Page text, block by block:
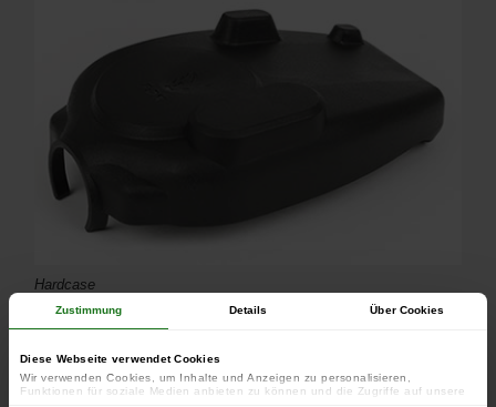
Zustimmung Details Über Cookies
Diese Webseite verwendet Cookies
Wir verwenden Cookies, um Inhalte und Anzeigen zu personalisieren,
Funktionen für soziale Medien anbieten zu können und die Zugriffe auf unsere
Hardcase